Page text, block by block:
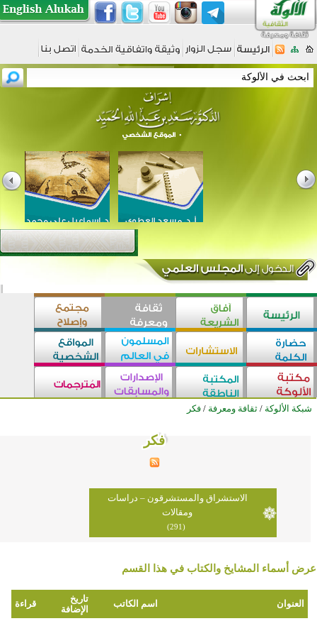
شبكة الألوكة / ثقافة ومعرفة / فكر
فكر
فكر
فكر
فكر
فكر
فكر
فكر
فكر
فكر
فكر
فكر
فكر
فكر
فكر
فكر
فكر
فكر
فكر
فكر
فكر
فكر
فكر
فكر
فكر
فكر
الاستشراق والمستشرقون – دراسات
ومقالات
(291)
عرض أسماء المشايخ والكتاب في هذا القسم
العنوان اسم الكاتب
تاريخ
الإضافة
قراءة